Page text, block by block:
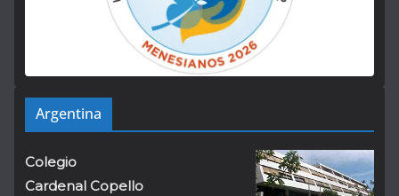
Argentina
Colegio
Cardenal Copello